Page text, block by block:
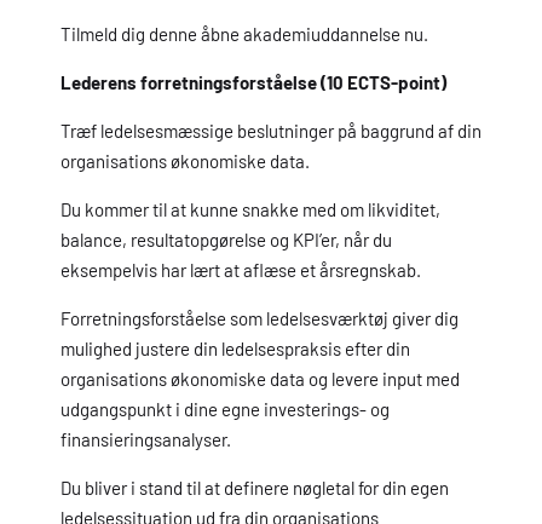
Tilmeld dig denne åbne akademiuddannelse nu.
Lederens forretningsforståelse (10 ECTS-point)
Træf ledelsesmæssige beslutninger på baggrund af din
organisations økonomiske data.
Du kommer til at kunne snakke med om likviditet,
balance, resultatopgørelse og KPI’er, når du
eksempelvis har lært at aflæse et årsregnskab.
Forretningsforståelse som ledelsesværktøj giver dig
mulighed justere din ledelsespraksis efter din
organisations økonomiske data og levere input med
udgangspunkt i dine egne investerings- og
finansieringsanalyser.
Du bliver i stand til at definere nøgletal for din egen
ledelsessituation ud fra din organisations